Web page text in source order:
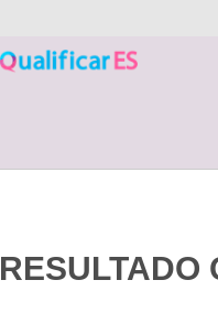
RESULTADO